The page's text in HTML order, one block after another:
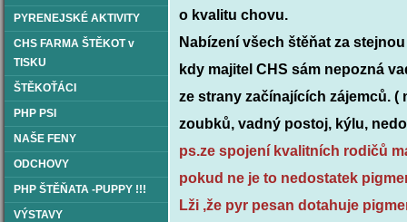
PYRENEJSKÉ AKTIVITY
CHS FARMA ŠTĚKOT v
TISKU
ŠTĚKOŤÁCI
PHP PSI
NAŠE FENY
ODCHOVY
PHP ŠTĚŇATA -PUPPY !!!
VÝSTAVY
o kvalitu chovu.
Nabízení všech štěňat za
kdy majitel CHS sám nepozná
ze strany začínajících zájemců.
zoubků, vadný postoj, kýlu,
ps.ze spojení kvalitních rodičů
pokud ne je to nedostatek
Lži ,že pyr pesan dotahuje